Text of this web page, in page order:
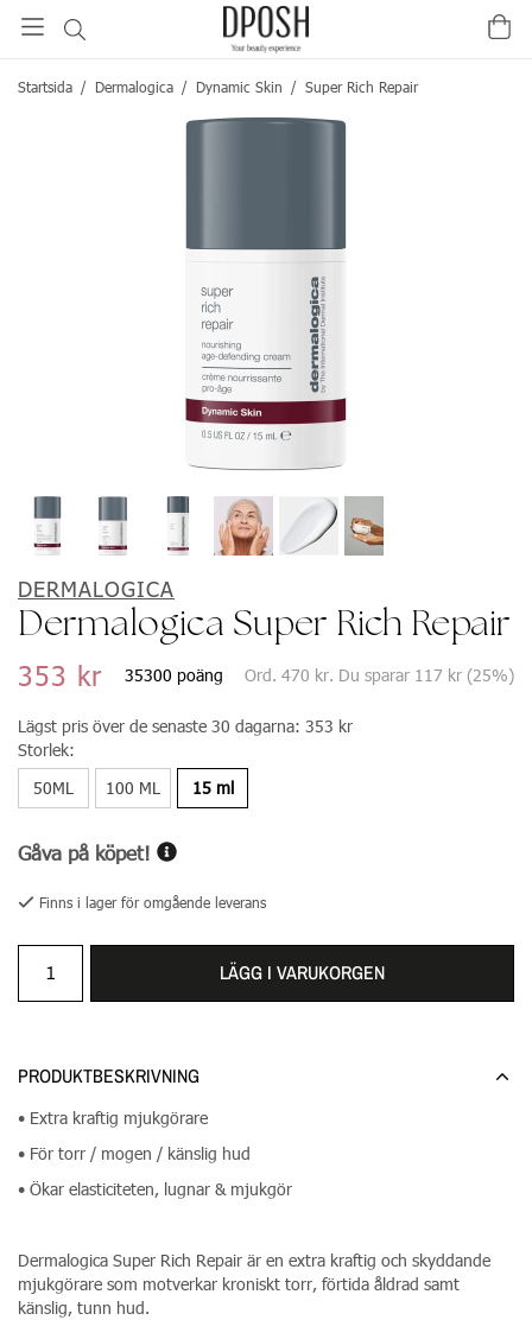
Startsida / Dermalogica / Dynamic Skin / Super Rich Repair
DERMALOGICA
Dermalogica Super Rich Repair
353 kr 35300 poäng Ord. 470 kr. Du sparar 117 kr (25%)
Lägst pris över de senaste 30 dagarna: 353 kr
Storlek:
50ML
100 ML 15 ml
Gåva på köpet!
Finns i lager för omgående leverans
LÄGG I VARUKORGEN
PRODUKTBESKRIVNING
• Extra kraftig mjukgörare
• För torr / mogen / känslig hud
• Ökar elasticiteten, lugnar & mjukgör
Dermalogica Super Rich Repair är en extra kraftig och skyddande
mjukgörare som motverkar kroniskt torr, förtida åldrad samt
känslig, tunn hud.